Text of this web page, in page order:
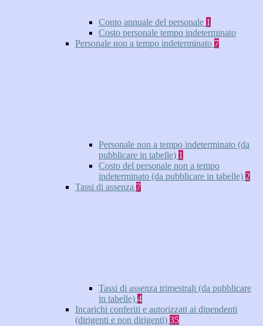
Conto annuale del personale 1
Costo personale tempo indeterminato
Personale non a tempo indeterminato 7
Personale non a tempo indeterminato (da
pubblicare in tabelle) 1
Costo del personale non a tempo
indeterminato (da pubblicare in tabelle) 2
Tassi di assenza 7
Tassi di assenza trimestrali (da pubblicare
in tabelle) 4
Incarichi conferiti e autorizzati ai dipendenti
(dirigenti e non dirigenti) 35